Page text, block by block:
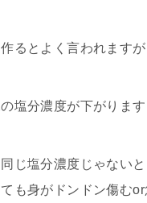
るとよく言われますが
塩分濃度が下がります
じ塩分濃度じゃない
も身がドンドン傷む